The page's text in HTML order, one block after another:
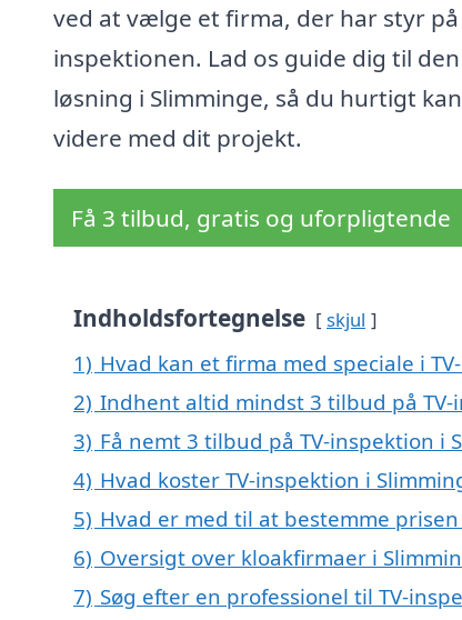
ved at vælge et firma, der har styr
inspektionen. Lad os guide dig til
løsning i Slimminge, så du hurtigt
videre med dit projekt.
Få 3 tilbud, gratis og uforpligtende
Indholdsfortegnelse skjul
1) Hvad kan et firma med speciale i
2) Indhent altid mindst 3 tilbud på TV-
3) Få nemt 3 tilbud på TV-inspektion i
4) Hvad koster TV-inspektion i
5) Hvad er med til at bestemme
6) Oversigt over kloakfirmaer i
7) Søg efter en professionel til TV-